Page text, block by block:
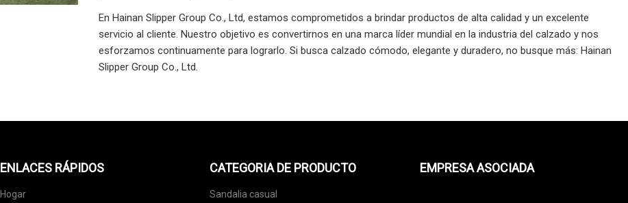
En Hainan Slipper Group Co., Ltd, estamos comprometidos a brindar productos de alta calidad y un excelente
servicio al cliente. Nuestro objetivo es convertirnos en una marca líder mundial en la industria del calzado y nos
esforzamos continuamente para lograrlo. Si busca calzado cómodo, elegante y duradero, no busque más: Hainan
Slipper Group Co., Ltd.
ENLACES RÁPIDOS
Hogar
CATEGORIA DE PRODUCTO
Sandalia casual
EMPRESA ASOCIADA